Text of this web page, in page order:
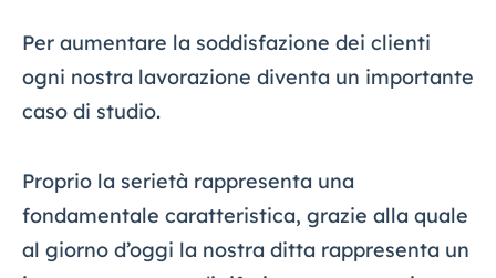
Per aumentare la soddisfazione dei clienti
ogni nostra lavorazione diventa un importante
caso di studio.
Proprio la serietà rappresenta una
fondamentale caratteristica, grazie alla quale
al giorno d’oggi la nostra ditta rappresenta un